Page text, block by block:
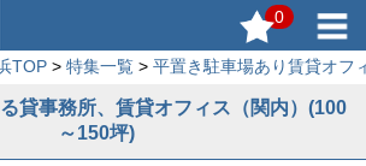
0
TOP > 特集一覧 > 平置き駐車場あり賃貸オフ
貸事務所、賃貸オフィス（関内）(100
～150坪)